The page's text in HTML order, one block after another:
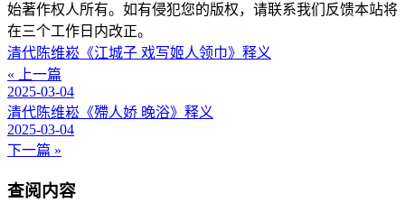
始著作权人所有。如有侵犯您的版权，请联系我们反馈本站将
在三个工作日内改正。
清代陈维崧《江城子 戏写姬人领巾》释义
« 上一篇
2025-03-04
清代陈维崧《殢人娇 晚浴》释义
2025-03-04
下一篇 »
查阅内容